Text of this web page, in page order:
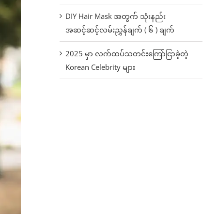
DIY Hair Mask အတွက် သုံးနည်း
အဆင့်ဆင့်လမ်းညွှန်ချက် ( ၆ ) ချက်
2025 မှာ လက်ထပ်သတင်းကြော်ငြာခဲ့တဲ့
Korean Celebrity များ